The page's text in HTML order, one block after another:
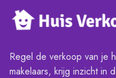
Regel de verkoop van je
makelaars, krijg inzicht in